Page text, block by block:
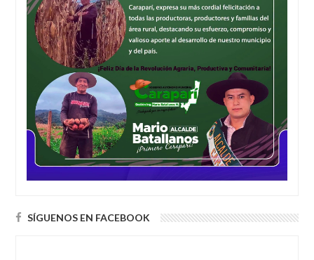
SÍGUENOS EN FACEBOOK